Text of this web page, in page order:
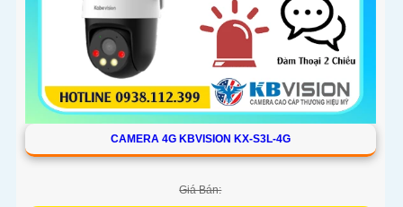
CAMERA 4G KBVISION KX-S3L-4G
Giá Bán: